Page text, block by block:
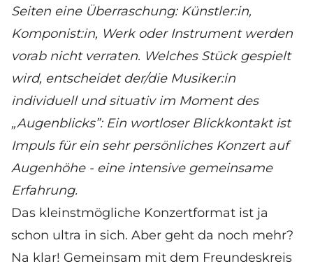
Seiten eine Überraschung: Künstler:in,
Komponist:in, Werk oder Instrument werden
vorab nicht verraten. Welches Stück gespielt
wird, entscheidet der/die Musiker:in
individuell und situativ im Moment des
„Augenblicks”: Ein wortloser Blickkontakt ist
Impuls für ein sehr persönliches Konzert auf
Augenhöhe - eine intensive gemeinsame
Erfahrung.
Das kleinstmögliche Konzertformat ist ja
schon ultra in sich. Aber geht da noch mehr?
Na klar! Gemeinsam mit dem Freundeskreis